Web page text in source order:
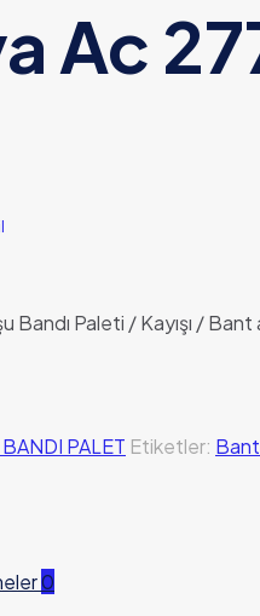
Ac
Bandı Paleti / Kayışı /
PALET Etiketler:
0